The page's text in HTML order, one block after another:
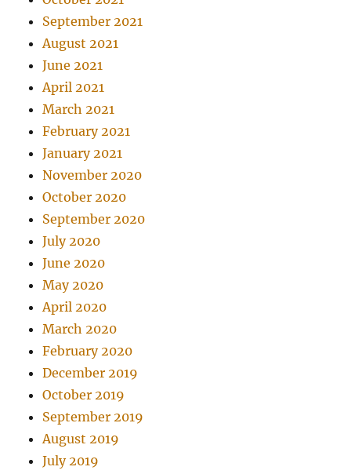
September 2021
August 2021
June 2021
April 2021
March 2021
February 2021
January 2021
November 2020
October 2020
September 2020
July 2020
June 2020
May 2020
April 2020
March 2020
February 2020
December 2019
October 2019
September 2019
August 2019
July 2019